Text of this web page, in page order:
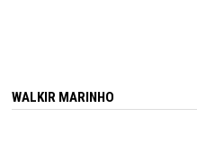
WALKIR MARINHO